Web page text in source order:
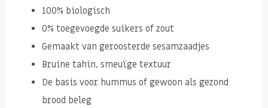
100% biologisch
0% toegevoegde suikers of zout
Gemaakt van geroosterde sesamzaadjes
Bruine tahin, smeuïge textuur
De basis voor hummus of gewoon als gezond
brood beleg